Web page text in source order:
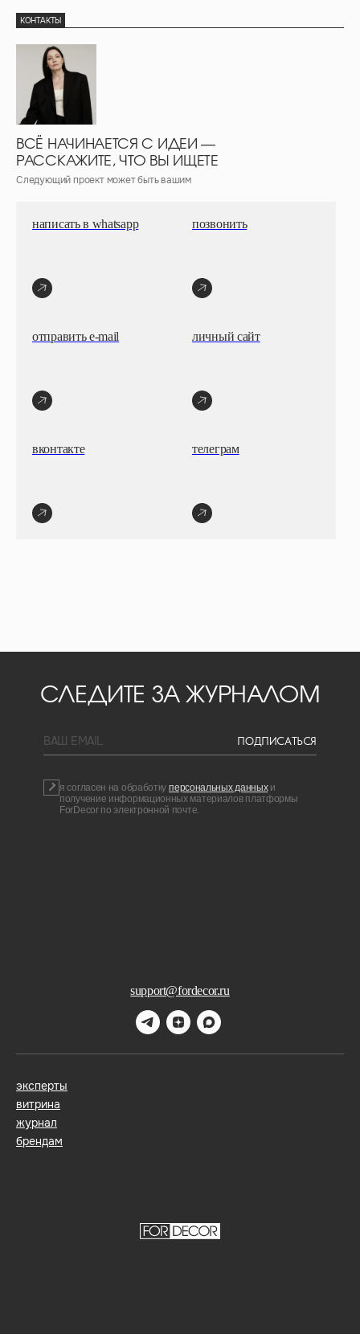
КОНТАКТЫ
ВСЁ НАЧИНАЕТСЯ С ИДЕИ —
РАССКАЖИТЕ, ЧТО ВЫ ИЩЕТЕ
Следующий проект может быть вашим
написать в whatsapp позвонить
отправить e-mail личный сайт
вконтакте телеграм
support@fordecor.ru
СЛЕДИТЕ ЗА ЖУРНАЛОМ
BAШ EMAIL ПОДПИСАТЬСЯ
я согласен на обработку персональных данных и
получение информационных материалов платформы
ForDecor по электронной почте.
эксперты
витрина
журнал
брендам